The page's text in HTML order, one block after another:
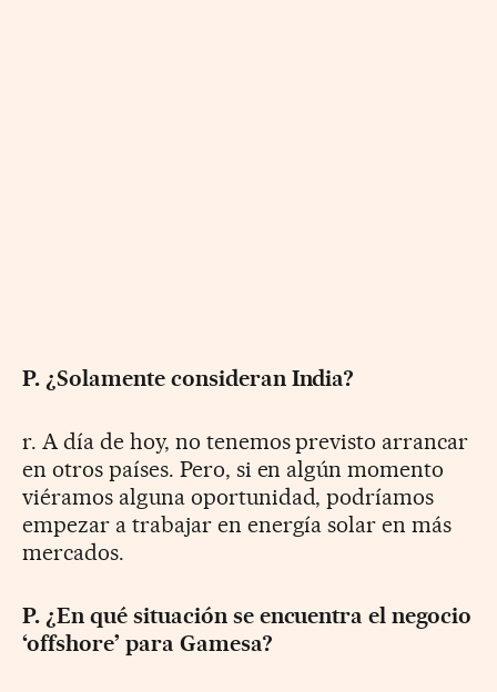
P. ¿Solamente consideran India?
r. A día de hoy, no tenemos previsto arrancar
en otros países. Pero, si en algún momento
viéramos alguna oportunidad, podríamos
empezar a trabajar en energía solar en más
mercados.
P. ¿En qué situación se encuentra el negocio
‘offshore’ para Gamesa?